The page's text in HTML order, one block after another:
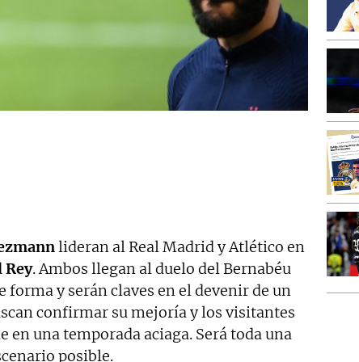
lideran al Real Madrid y Atlético en
Rey. Ambos llegan al duelo del Bernabéu
y serán claves en el devenir de un
confirmar su mejoría y los visitantes
una temporada aciaga. Será toda una
posible.